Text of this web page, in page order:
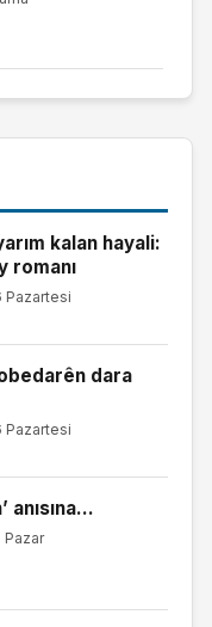
kalan hayali:
romanı
Pazartesi
dara
Pazartesi
anısına…
Pazar